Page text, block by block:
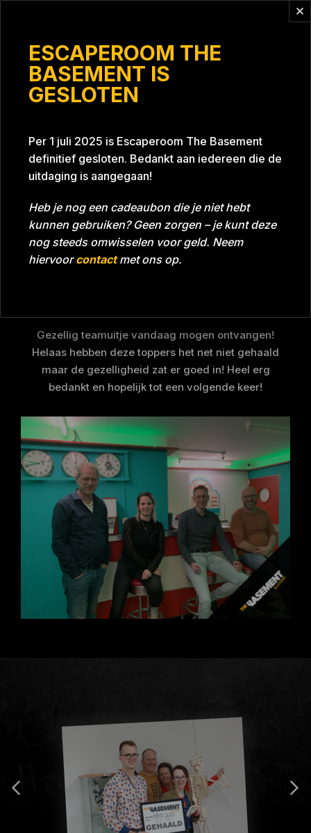
ESCAPEROOM THE
BASEMENT IS
GESLOTEN
Per 1 juli 2025 is Escaperoom The Basement
definitief gesloten. Bedankt aan iedereen die de
uitdaging is aangegaan!
Heb je nog een cadeaubon die je niet hebt
kunnen gebruiken? Geen zorgen – je kunt deze
nog steeds omwisselen voor geld. Neem
hiervoorcontactmet ons op.
Tijd Bijna gehaald Datum 21-12-2022
Room Grill With A Thrill
Gezellig teamuitje vandaag mogen ontvangen!
Helaas hebben deze toppers het net niet gehaald
maar de gezelligheid zat er goed in! Heel erg
bedankt en hopelijk tot een volgende keer!